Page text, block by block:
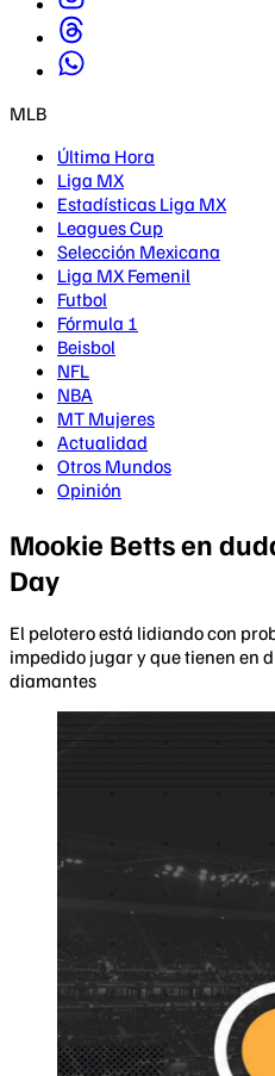
MLB
Última Hora
Liga MX
Estadísticas Liga MX
Leagues Cup
Selección Mexicana
Liga MX Femenil
Futbol
Fórmula 1
Beisbol
NFL
NBA
MT Mujeres
Actualidad
Otros Mundos
Opinión
Mookie Betts en
Day
El pelotero está lidiando con
impedido jugar y que tienen en
diamantes